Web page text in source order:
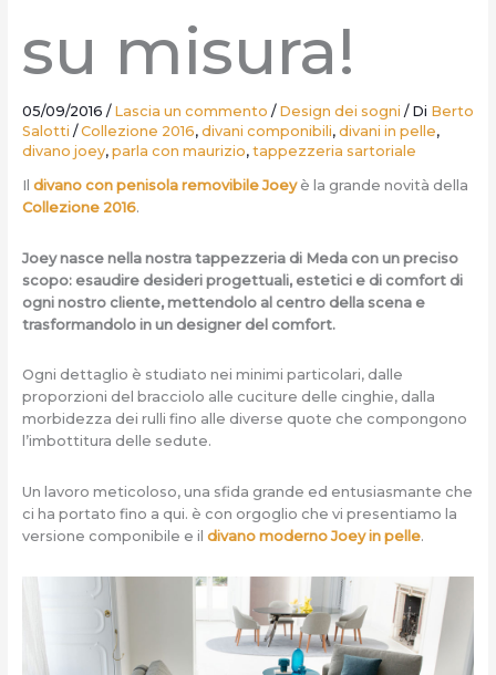
su misura!
05/09/2016 / Lascia un commento / Design dei sogni / Di Berto
Salotti /Collezione 2016, divani componibili, divani in pelle,
divano joey, parla con maurizio, tappezzeria sartoriale
Il divano con penisola removibile Joeyè la grande novità della
Collezione 2016.
Joey nasce nella nostra tappezzeria di Meda con un preciso
scopo: esaudire desideri progettuali, estetici e di comfort di
ogni nostro cliente, mettendolo al centro della scena e
trasformandolo in un designer del comfort.
Ogni dettaglio è studiato nei minimi particolari, dalle
proporzioni del bracciolo alle cuciture delle cinghie, dalla
morbidezza dei rulli fino alle diverse quote che compongono
l’imbottitura delle sedute.
Un lavoro meticoloso, una sfida grande ed entusiasmante che
ci ha portato fino a qui. è con orgoglio che vi presentiamo la
versione componibile e il divano moderno Joey in pelle.